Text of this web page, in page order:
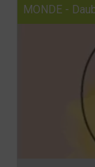
MONDE -